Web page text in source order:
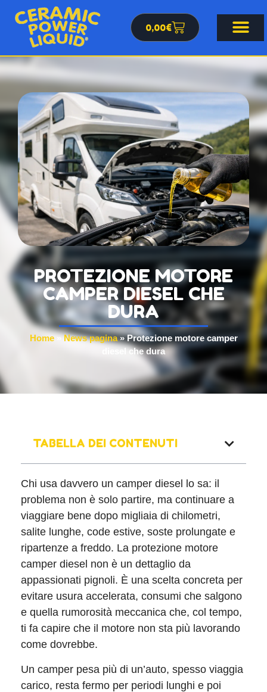
0,00€
PROTEZIONE MOTORE
CAMPER DIESEL CHE
DURA
Home»News pagina»Protezione motore camper
diesel che dura
TABELLA DEI CONTENUTI
Chi usa davvero un camper diesel lo sa: il
problema non è solo partire, ma continuare a
viaggiare bene dopo migliaia di chilometri,
salite lunghe, code estive, soste prolungate e
ripartenze a freddo. La protezione motore
camper diesel non è un dettaglio da
appassionati pignoli. È una scelta concreta per
evitare usura accelerata, consumi che salgono
e quella rumorosità meccanica che, col tempo,
ti fa capire che il motore non sta più lavorando
come dovrebbe.
Un camper pesa più di un’auto, spesso viaggia
carico, resta fermo per periodi lunghi e poi